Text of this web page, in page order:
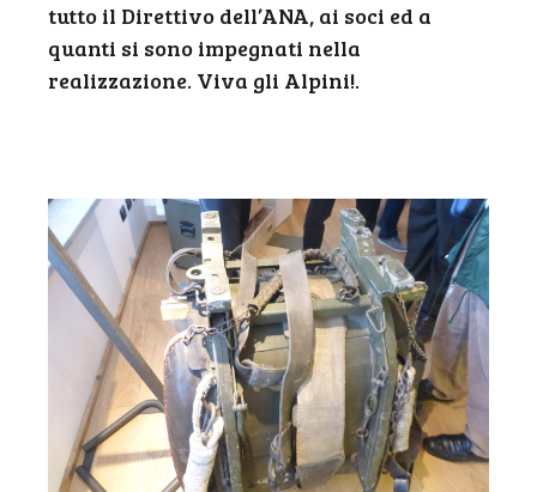
tutto il Direttivo dell’ANA, ai soci ed a
quanti si sono impegnati nella
realizzazione. Viva gli Alpini!.